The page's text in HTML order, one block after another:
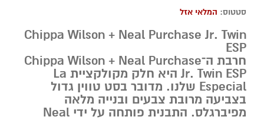
סטטוס: המלאי אזל
Chippa Wilson + Neal Purchase Jr. Twin
ESP
חרבת ה־Chippa Wilson + Neal Purchase
Jr. Twin ESP היא חלק מקולקציית
La
Especial שלנו. מדובר בסט טווין גדול
בצביעה מרובת צבעים ובנייה מלאה
מפיברגלס. התבנית פותחה על ידי Neal